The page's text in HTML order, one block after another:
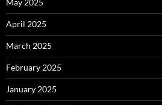
May 2025
April 2025
March 2025
February 2025
January 2025